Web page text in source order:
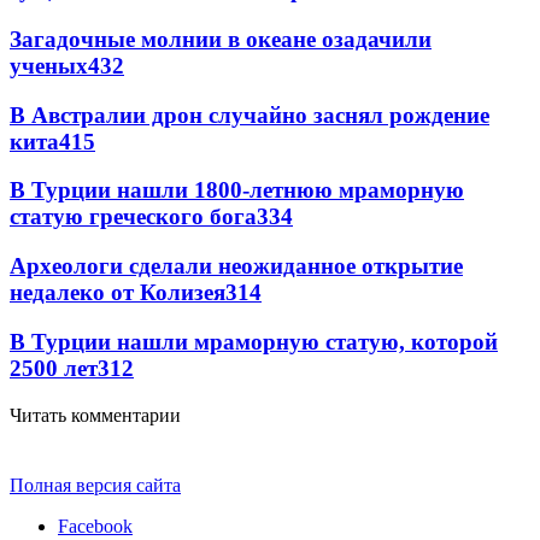
Загадочные молнии в океане озадачили
ученых432
В Австралии дрон случайно заснял рождение
кита415
В Турции нашли 1800-летнюю мраморную
статую греческого бога334
Археологи сделали неожиданное открытие
недалеко от Колизея314
В Турции нашли мраморную статую, которой
2500 лет312
Читать комментарии
Полная версия сайта
Facebook